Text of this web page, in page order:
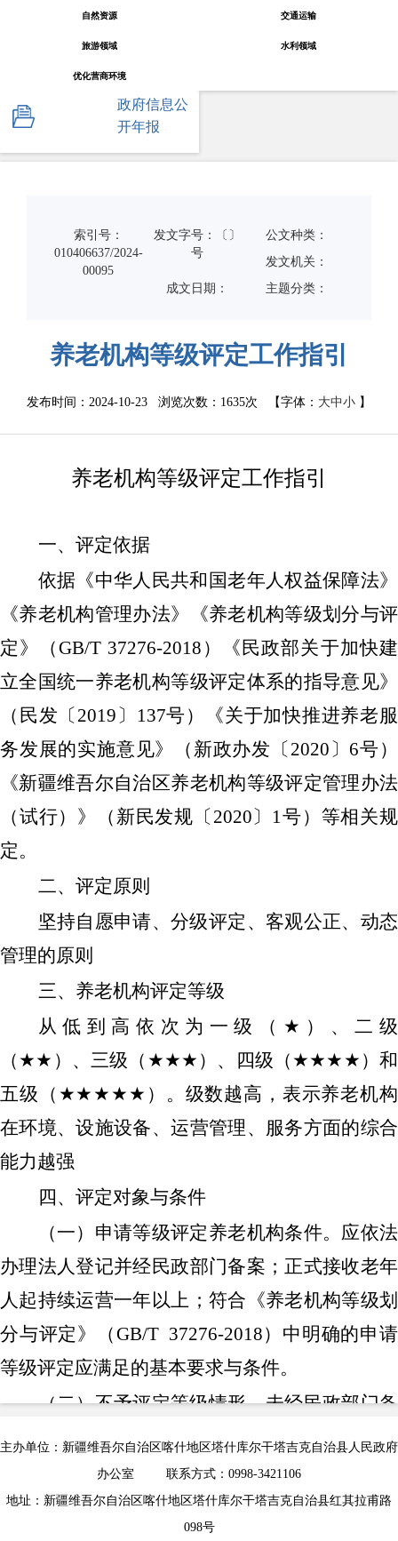
自然资源 交通运输
旅游领域 水利领域
优化营商环境
政府信息公
开年报
索引号：
010406637/2024-
00095
发文字号：〔〕
号
公文种类：
发文机关：
成文日期：
主题分类：
养老机构等级评定工作指引
发布时间：2024-10-23 浏览次数： 1635次 【字体： 大中小 】
养老机构等级评定工作指引
一、评定依据
依据 《中华人民共和国老年人权益保障法》
《养老机构管理办法》《养老机构等级划分与评
定》（GB/T 37276-2018 ）《民政部关于加快建
立全国统一养老机构等级评定体系的指导意见》
（民发〔 2019 〕 137号）《关于加快推进养老服
务发展的实施意见》（新政办发〔 2020 〕 6号）
《新疆维吾尔自治区养老机构等级评定管理办法
（试行）》（新民发规〔 2020〕 1号）等相关规
定。
二、评定原则
坚持自愿申请、分级评定、客观公正、动态
管理的原则
三、养老机构评定等级
从低到高依次为一级（ ★ ）、二级
（★★ ）、三级（ ★★★ ）、四级（★★★★ ）和
五级（ ★★★★★ ）。级数越高，表示养老机构
在环境、设施设备、运营管理、服务方面的综合
能力越强
四、评定对象与条件
（一）申请等级评定养老机构条件。 应依法
办理法人登记并经民政部门备案；正式接收老年
人起持续运营一年以上；符合《养老机构等级划
分与评定》（GB/T 37276-2018）中明确的申请
等级评定应满足的基本要求与条件。
（二）不予评定等级情形。未经民政部门备
案；上年度以来受到有关部门行政处罚、行政强
制或者行政处罚、行政强制尚未执行完毕的；正
在被司法机关、纪检监察等部门立案调查的；列
主办单位：新疆维吾尔自治区喀什地区塔什库尔干塔吉克自治县人民政府
办公室 联系方式：0998-3421106
地址：新疆维吾尔自治区喀什地区塔什库尔干塔吉克自治县红其拉甫路
098号